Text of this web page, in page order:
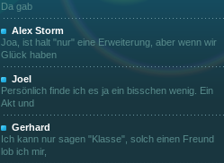
Da gab
Alex Storm
Joa, ist halt "nur" eine Erweiterung, aber wenn wir
Glück haben
Joel
Persönlich finde ich es ja ein bisschen wenig. Ein
Akt und
Gerhard
Ich kann nur sagen "Klasse", solch einen Freund
lob ich mir,